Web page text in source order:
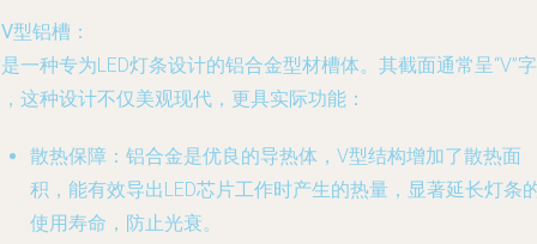
V型铝槽 ：
一种专为LED灯条设计的铝合金型材槽体。其截面通常呈“V”字
这种设计不仅美观现代，更具实际功能：
散热保障 ：铝合金是优良的导热体，V型结构增加了散热面
积，能有效导出LED芯片工作时产生的热量，显著延长灯条
使用寿命，防止光衰。